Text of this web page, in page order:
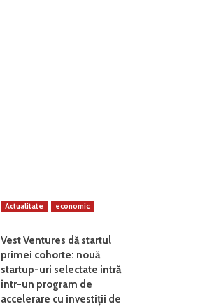
Actualitate economic
Vest Ventures dă startul
primei cohorte: nouă
startup-uri selectate intră
într-un program de
accelerare cu investiții de